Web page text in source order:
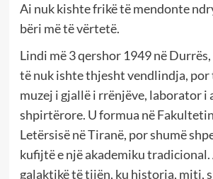
Ai nuk kishte frikë të mendonte
bëri më të vërtetë.
Lindi më 3 qershor 1949 në
të nuk ishte thjesht vendlindja, por
muzej i gjallë i rrënjëve, laborator i
shpirtërore. U formua në
Letërsisë në Tiranë, por shumë
kufijtë e një akademiku
galaktikë të tijën, ku historia, miti,